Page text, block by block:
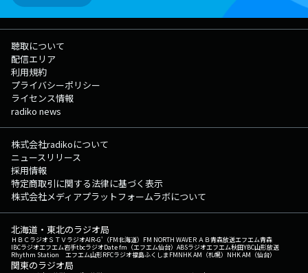
聴取について
配信エリア
利用規約
プライバシーポリシー
ライセンス情報
radiko news
株式会社radikoについて
ニュースリリース
採用情報
特定商取引に関する法律に基づく表示
株式会社メディアプラットフォームラボについて
北海道・東北のラジオ局
ＨＢＣラジオＳＴＶラジオAIR-G'（FM北海道） FM NORTH WAVEＲＡＢ青森放送エフエム青森
IBCラジオエフエム岩手tbcラジオDate fm（エフエム仙台） ABSラジオエフエム秋田YBC山形放送
Rhythm Station エフエム山形RFCラジオ福島ふくしまFMNHK AM（札幌） NHK AM（仙台）
関東のラジオ局